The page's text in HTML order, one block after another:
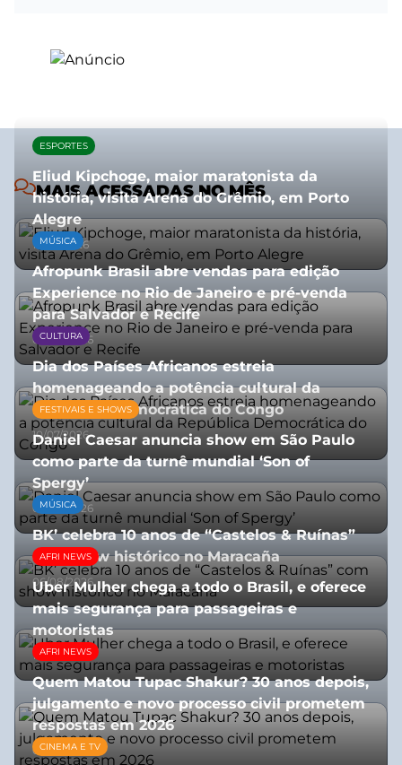
MAIS ACESSADAS NO MÊS
ESPORTES
Eliud Kipchoge, maior maratonista da
história, visita Arena do Grêmio, em Porto
Alegre
10/07/2026
MÚSICA
Afropunk Brasil abre vendas para edição
Experience no Rio de Janeiro e pré-venda
para Salvador e Recife
03/08/2026
CULTURA
Dia dos Países Africanos estreia
homenageando a potência cultural da
República Democrática do Congo
10/07/2026
FESTIVAIS E SHOWS
Daniel Caesar anuncia show em São Paulo
como parte da turnê mundial ‘Son of
Spergy’
05/08/2026
MÚSICA
BK’ celebra 10 anos de “Castelos & Ruínas”
com show histórico no Maracaña
06/08/2026
AFRI NEWS
Uber Mulher chega a todo o Brasil, e oferece
mais segurança para passageiras e
motoristas
10/07/2026
AFRI NEWS
Quem Matou Tupac Shakur? 30 anos depois,
julgamento e novo processo civil prometem
respostas em 2026
05/08/2026
CINEMA E TV